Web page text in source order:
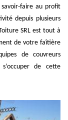
faire au profit
depuis plusieurs
SRL est tout à
de votre faîtière
de couvreurs
de cette